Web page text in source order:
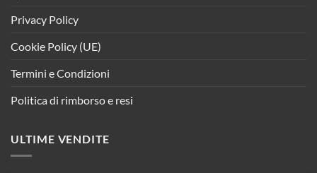
Privacy Policy
Cookie Policy (UE)
Termini e Condizioni
Politica di rimborso e resi
ULTIME VENDITE